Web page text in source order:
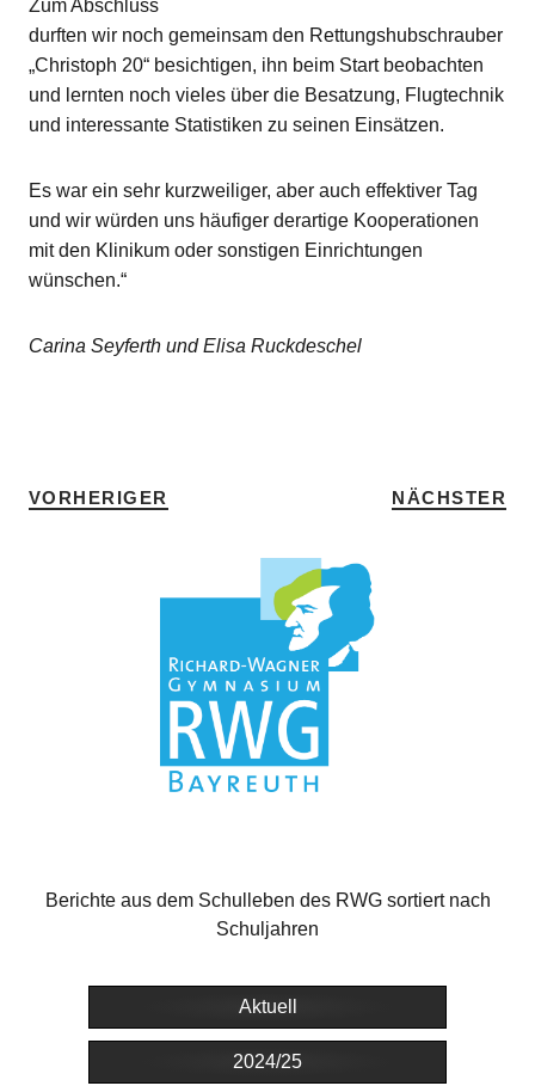
Zum Abschluss
durften wir noch gemeinsam den Rettungshubschrauber
„Christoph 20“ besichtigen, ihn beim Start beobachten
und lernten noch vieles über die Besatzung, Flugtechnik
und interessante Statistiken zu seinen Einsätzen.
Es war ein sehr kurzweiliger, aber auch effektiver Tag
und wir würden uns häufiger derartige Kooperationen
mit den Klinikum oder sonstigen Einrichtungen
wünschen.“
Carina Seyferth und Elisa Ruckdeschel
VORHERIGER NÄCHSTER
Berichte aus dem Schulleben des RWG sortiert nach
Schuljahren
Aktuell
2024/25